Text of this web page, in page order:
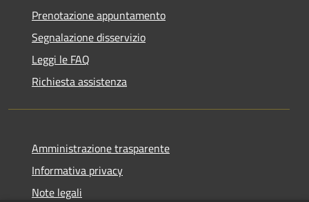
Prenotazione appuntamento
Segnalazione disservizio
Leggi le FAQ
Richiesta assistenza
Amministrazione trasparente
Informativa privacy
Note legali